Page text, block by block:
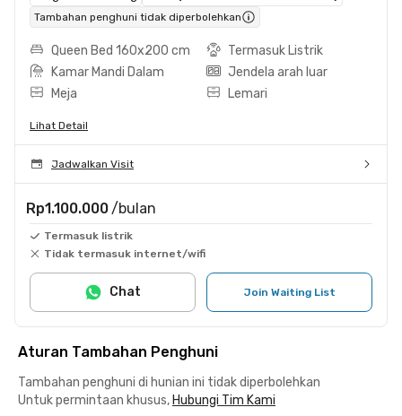
Tambahan penghuni tidak diperbolehkan
Queen Bed 160x200 cm
Termasuk Listrik
Kamar Mandi Dalam
Jendela arah luar
Meja
Lemari
Lihat Detail
Jadwalkan Visit
Rp1.100.000 /bulan
Termasuk listrik
Tidak termasuk internet/wifi
Join Waiting List
Chat
Aturan Tambahan Penghuni
Tambahan penghuni di hunian ini tidak diperbolehkan
Untuk permintaan khusus, Hubungi Tim Kami